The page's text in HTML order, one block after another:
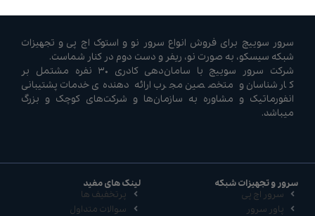
سرور سوییچ برای فروش انواع سرور نو و استوک اچ پی و تجهیزات
شبکه سیسکو، به صورت نو، ریفر و دست دوم در کنار شماست.
شرکت سرور سوییچ با سامان‌دهی کادری ۳۰ نفره مشتمل بر
کارشناسان و متخصصین مجرب ارائه دهنده‌ی خدمات پشتیبانی
انفورماتیک و مشاوره به سازمان‌ها و شرکت‌های کوچک و بزرگ
میباشد.
سرور و تجهیزات شبکه
سرور اچ پی
پاور سرور
لینک های مفید
پرتخفیف ها
سوالات متداول